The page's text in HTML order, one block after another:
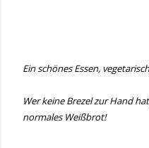
Ein schönes Essen,
Wer keine Brezel zur Hand
normales Weißbrot!